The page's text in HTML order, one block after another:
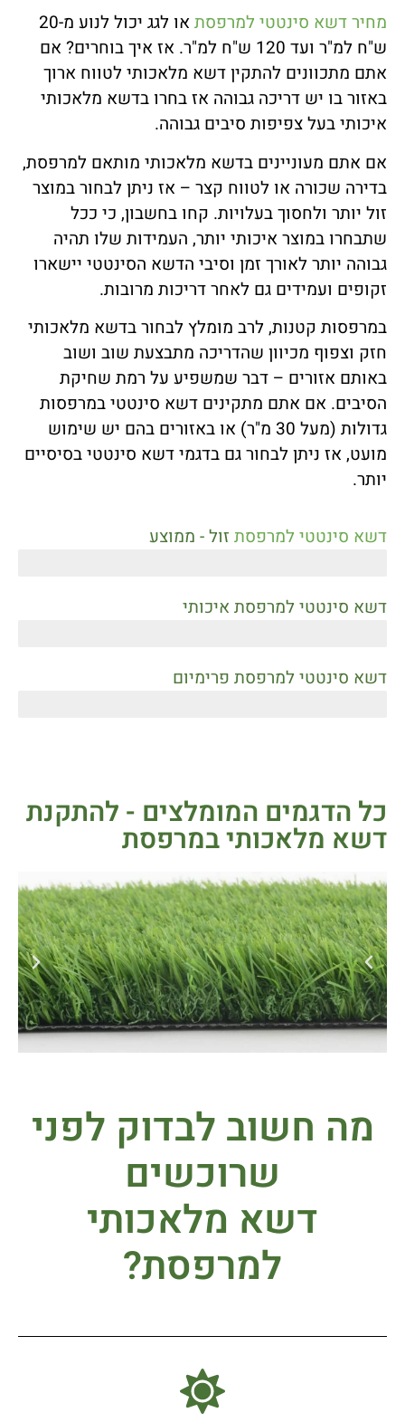
מחיר דשא סינטטי למרפסת
או לגג יכול לנוע מ-20
ש"ח למ"ר ועד 120 ש"ח למ"ר. אז איך בוחרים? אם
אתם מתכוונים להתקין דשא מלאכותי לטווח ארוך
באזור בו יש דריכה גבוהה אז בחרו בדשא מלאכותי
איכותי בעל צפיפות סיבים גבוהה.
אם אתם מעוניינים בדשא מלאכותי מותאם למרפסת,
בדירה שכורה או לטווח קצר – אז ניתן לבחור במוצר
זול יותר ולחסוך בעלויות. קחו בחשבון, כי ככל
שתבחרו במוצר איכותי יותר, העמידות שלו תהיה
גבוהה יותר לאורך זמן וסיבי הדשא הסינטטי יישארו
זקופים ועמידים גם לאחר דריכות מרובות.
במרפסות קטנות, לרב מומלץ לבחור בדשא מלאכותי
חזק וצפוף מכיוון שהדריכה מתבצעת שוב ושוב
באותם אזורים – דבר שמשפיע על רמת שחיקת
הסיבים. אם אתם מתקינים דשא סינטטי במרפסות
גדולות (מעל 30 מ"ר) או באזורים בהם יש שימוש
מועט, אז ניתן לבחור גם בדגמי דשא סינטטי בסיסיים
יותר.
דשא סינטטי למרפסת זול - ממוצע
דשא סינטטי למרפסת איכותי
דשא סינטטי למרפסת פרימיום
כל הדגמים המומלצים - להתקנת
דשא מלאכותי במרפסת
מה חשוב לבדוק לפני
שרוכשים
דשא מלאכותי
למרפסת?